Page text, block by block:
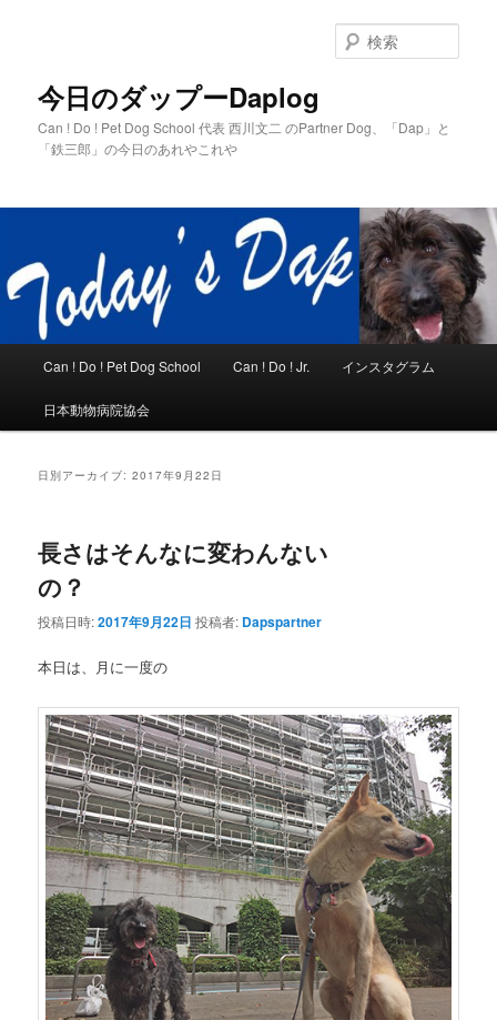
今日のダップーDaplog
Can ! Do ! Pet Dog School 代表 西川文二 のPartner Dog、「Dap」と
「鉄三郎」の今日のあれやこれや
索
メ
Can ! Do ! Pet Dog School Can ! Do ! Jr. インスタグラム
日本動物病院協会
日別アーカイブ:2017年9月22日
長さはそんなに変わんない
の？
投稿日時:2017年9月22日 投稿者: Dapspartner
本日は、月に一度の